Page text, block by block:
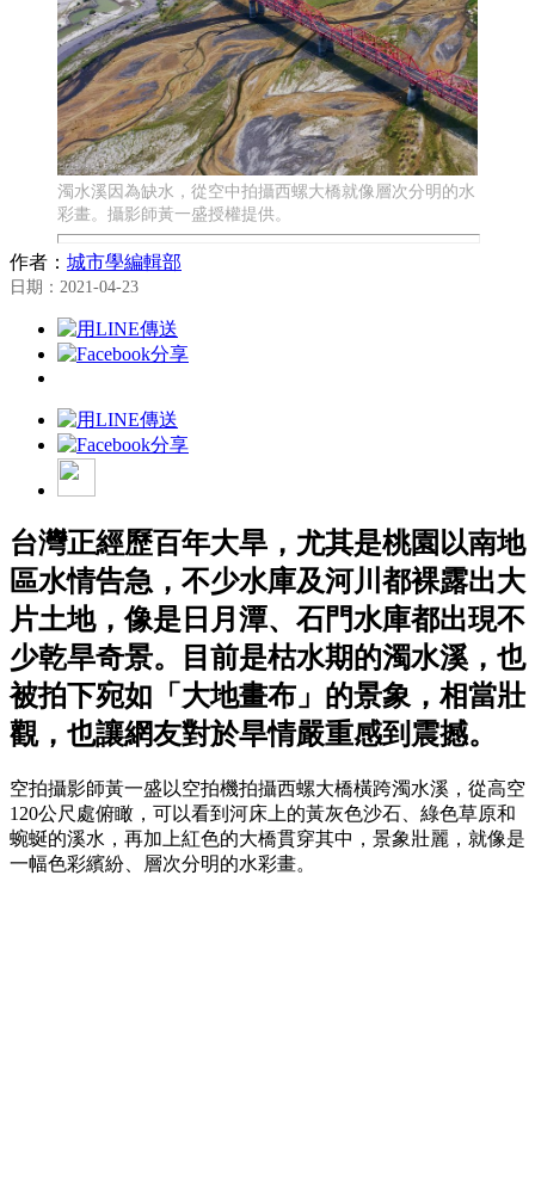
濁水溪因為缺水，從空中拍攝西螺大橋就像層次分明的水
彩畫。攝影師黃一盛授權提供。
作者： 城市學編輯部
日期：2021-04-23
台灣正經歷百年大旱，尤其是桃園以南地
區水情告急，不少水庫及河川都裸露出大
片土地，像是日月潭、石門水庫都出現不
少乾旱奇景。目前是枯水期的濁水溪，也
被拍下宛如「大地畫布」的景象，相當壯
觀，也讓網友對於旱情嚴重感到震撼。
空拍攝影師黃一盛以空拍機拍攝西螺大橋橫跨濁水溪，從高空
120公尺處俯瞰，可以看到河床上的黃灰色沙石、綠色草原和
蜿蜒的溪水，再加上紅色的大橋貫穿其中，景象壯麗，就像是
一幅色彩繽紛、層次分明的水彩畫。